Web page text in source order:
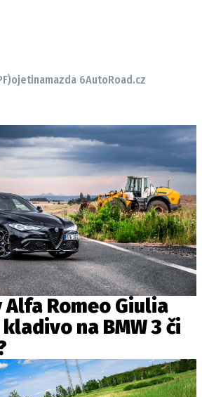
ojetinamazda 6AutoRoad.cz
Romeo Giulia
na BMW 3 či